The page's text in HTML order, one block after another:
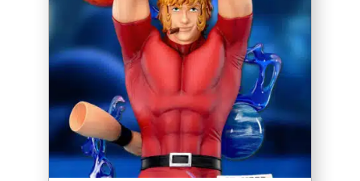
DETAILS